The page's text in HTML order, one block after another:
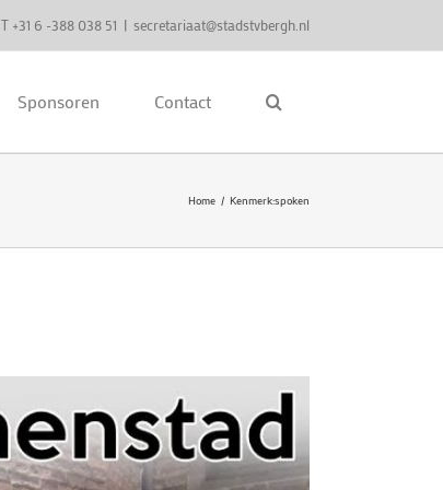
T +31 6 -388 038 51 | secretariaat@stadstvbergh.nl
Sponsoren Contact
Home Kenmerk:spoken